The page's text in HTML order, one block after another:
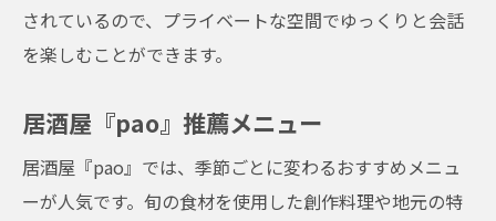
食材の産地直送情報
居酒屋『pao』の心温まるおもてなしで特別な
おもてなしの心
スタッフのサービス精神
プライベート空間の提供
されているので、プライベートな空間でゆっくりと会話
を楽しむことができます。
居酒屋『pao』推薦メニュー
居酒屋『pao』では、季節ごとに変わるおすすめメニュ
ーが人気です。旬の食材を使用した創作料理や地元の特